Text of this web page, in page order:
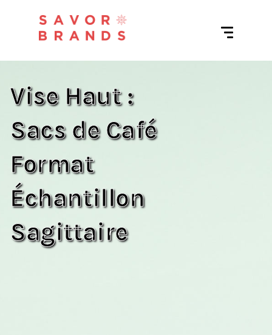
Vise Haut :
Sacs de Café
Format
Échantillon
Sagittaire